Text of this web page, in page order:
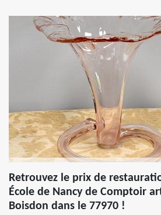
Retrouvez le prix de
École de Nancy de Comptoir
Boisdon dans le 77970 !